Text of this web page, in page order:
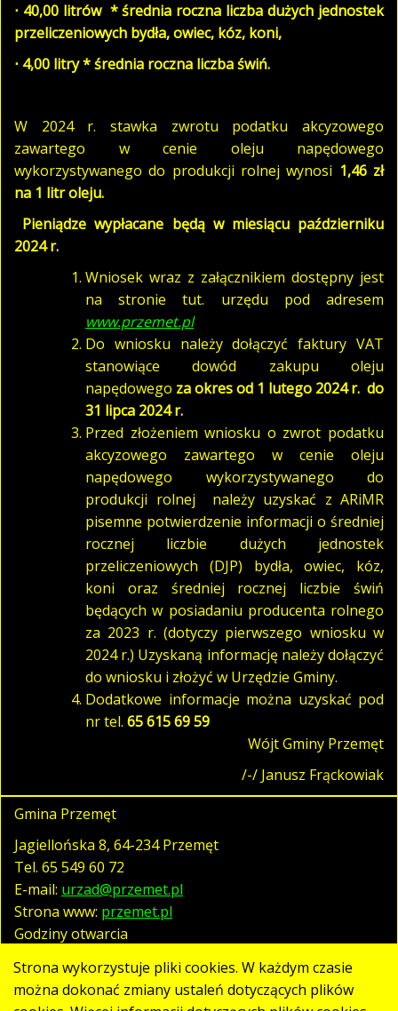
⋅ 40,00 litrów * średnia roczna liczba dużych jednostek
przeliczeniowych bydła, owiec, kóz, koni,
⋅ 4,00 litry * średnia roczna liczba świń.
W 2024 r. stawka zwrotu podatku akcyzowego
zawartego w cenie oleju napędowego
wykorzystywanego do produkcji rolnej wynosi 1,46 zł
na 1 litr oleju.
Pieniądze wypłacane będą w miesiącu październiku
2024 r.
Wniosek wraz z załącznikiem dostępny jest
na stronie tut. urzędu pod adresem
www.przemet.pl
Do wniosku należy dołączyć faktury VAT
stanowiące dowód zakupu oleju
napędowego za okres od 1 lutego 2024 r. do
31 lipca 2024 r.
Przed złożeniem wniosku o zwrot podatku
akcyzowego zawartego w cenie oleju
napędowego wykorzystywanego do
produkcji rolnej należy uzyskać z ARiMR
pisemne potwierdzenie informacji o średniej
rocznej liczbie dużych jednostek
przeliczeniowych (DJP) bydła, owiec, kóz,
koni oraz średniej rocznej liczbie świń
będących w posiadaniu producenta rolnego
za 2023 r. (dotyczy pierwszego wniosku w
2024 r.) Uzyskaną informację należy dołączyć
do wniosku i złożyć w Urzędzie Gminy.
Dodatkowe informacje można uzyskać pod
nr tel. 65 615 69 59
Wójt Gminy Przemęt
/-/ Janusz Frąckowiak
Gmina Przemęt
Jagiellońska 8, 64-234 Przemęt
Tel. 65 549 60 72
E-mail: urzad@przemet.pl
Strona www: przemet.pl
Godziny otwarcia
pn. - pt. 07:30 - 15:30
Strona wykorzystuje pliki cookies. W każdym czasie
można dokonać zmiany ustaleń dotyczących plików